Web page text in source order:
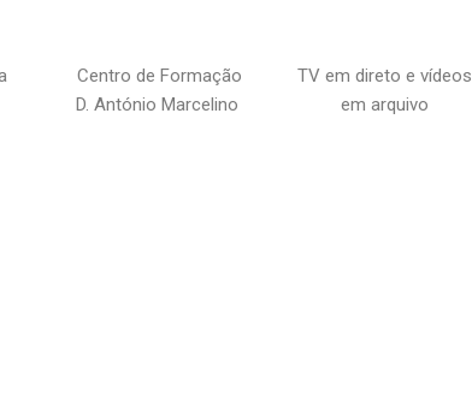
Centro de Formação
D. António Marcelino
TV em direto e vídeos
em arquivo